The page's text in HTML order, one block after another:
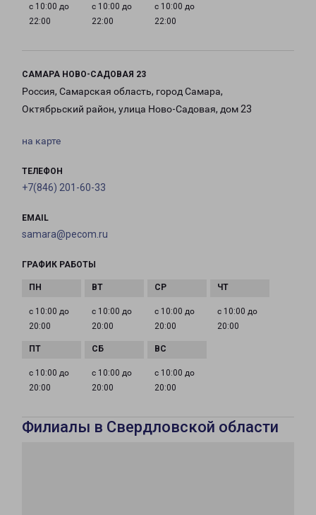
с 10:00 до
22:00
с 10:00 до
22:00
с 10:00 до
22:00
САМАРА НОВО-САДОВАЯ 23
Россия, Самарская область, город Самара,
Октябрьский район, улица Ново-Садовая, дом 23
на карте
ТЕЛЕФОН
+7(846) 201-60-33
EMAIL
samara@pecom.ru
ГРАФИК РАБОТЫ
с 10:00 до
20:00
с 10:00 до
20:00
с 10:00 до
20:00
с 10:00 до
20:00
с 10:00 до
20:00
с 10:00 до
20:00
с 10:00 до
20:00
Филиалы в Свердловской области